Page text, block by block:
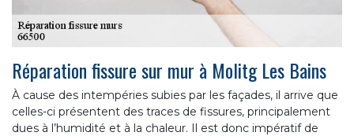
Réparation fissure sur mur à Molitg Les Bains
À cause des intempéries subies par les façades, il arrive que
celles-ci présentent des traces de fissures, principalement
dues à l’humidité et à la chaleur. Il est donc impératif de